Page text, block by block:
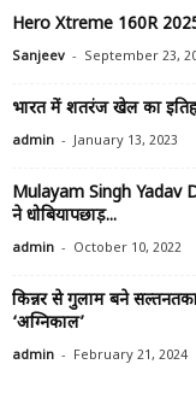
Hero Xtreme 160R
Sanjeev - September 23,
भारत में शतरंज खेल का
admin - January 13, 2023
Mulayam Singh Yadav
ने धोबियापछाड़...
admin - October 10, 2022
किन्नर से गुलाम बने
‘अग्निकाल’
admin - February 21, 2024